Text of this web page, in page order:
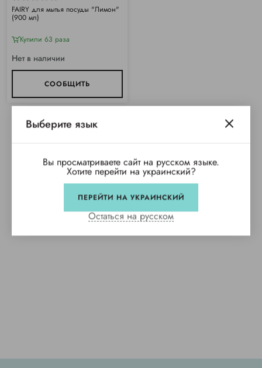
FAIRY для мытья посуды "Лимон"
(900 мл)
Купили 63 раза
Нет в наличии
СООБЩИТЬ
Выберите язык
Вы просматриваете сайт на русском языке.
Хотите перейти на украинский?
ПЕРЕЙТИ НА УКРАИНСКИЙ
Остаться на русском